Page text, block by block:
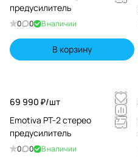
предусилитель
0 0 В наличии
В корзину
69 990 ₽/шт
Emotiva PT-2 стерео
предусилитель
0 0 В наличии